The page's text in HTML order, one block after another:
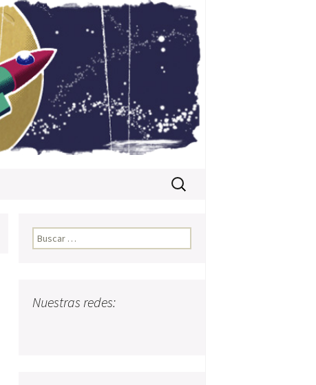
Buscar:
Buscar:
Nuestras redes: